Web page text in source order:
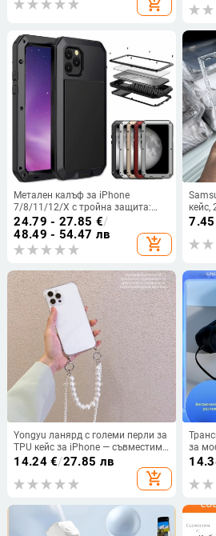
add_shopping_cart
Метален калъф за iPhone
7/8/11/12/X с тройна защита:
удароустойчив, прахоустойчив и
запечатан
24.79 - 27.85 €/
48.49 - 54.47 лв
add_shopping_cart
кейс,
7.45
Yongyu ланярд с големи перли за
TPU кейс за iPhone — съвместим
с iPhone X, 8 Plus, 7, XR, 11, 12 Pro
14.24€/27.85 лв
add_shopping_cart
за